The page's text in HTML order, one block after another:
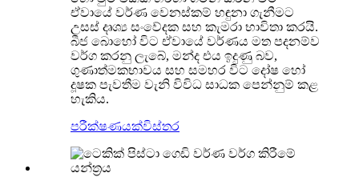
ඒවායේ වර්ණ වෙනස්කම් හඳුනා ගැනීමට
උසස් දෘශ්‍ය සංවේදක සහ කැමරා භාවිතා කරයි.
බීජ බොහෝ විට ඒවායේ වර්ණය මත පදනම්ව
වර්ග කරනු ලැබේ, මන්ද එය ඉදුණු බව,
ගුණාත්මකභාවය සහ සමහර විට දෝෂ හෝ
දූෂක පැවතීම වැනි විවිධ සාධක පෙන්නුම් කළ
හැකිය.
පරීක්ෂණයක්විස්තර